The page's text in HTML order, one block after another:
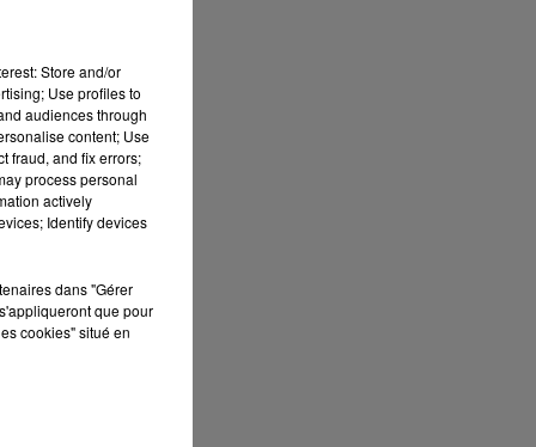
Store and/or
Use profiles to
audiences through
content; Use
fraud, and fix errors;
process personal
actively
Identify devices
dans "Gérer
que pour
cookies" situé en